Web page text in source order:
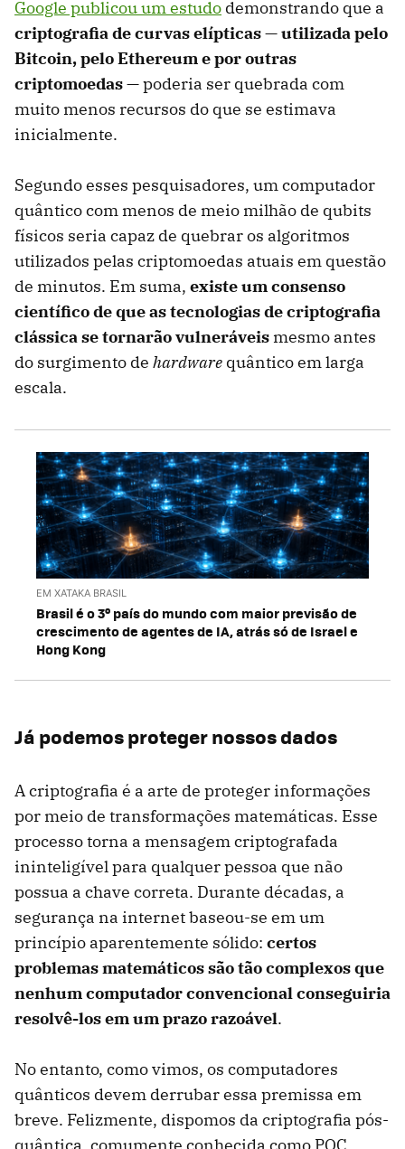
Google publicou um estudo demonstrando que a
criptografia de curvas elípticas — utilizada pelo
Bitcoin, pelo Ethereum e por outras
criptomoedas— poderia ser quebrada com
muito menos recursos do que se estimava
inicialmente.
Segundo esses pesquisadores, um computador
quântico com menos de meio milhão de qubits
físicos seria capaz de quebrar os algoritmos
utilizados pelas criptomoedas atuais em questão
de minutos. Em suma, existe um consenso
científico de que as tecnologias de criptografia
clássica se tornarão vulneráveis ​​mesmo antes
do surgimento de hardware quântico em larga
escala.
EM XATAKA BRASIL
Brasil é o 3º país do mundo com maior previsão de
crescimento de agentes de IA, atrás só de Israel e
Hong Kong
Já podemos proteger nossos dados
A criptografia é a arte de proteger informações
por meio de transformações matemáticas. Esse
processo torna a mensagem criptografada
ininteligível para qualquer pessoa que não
possua a chave correta. Durante décadas, a
segurança na internet baseou-se em um
princípio aparentemente sólido: certos
problemas matemáticos são tão complexos que
nenhum computador convencional conseguiria
resolvê-los em um prazo razoável.
No entanto, como vimos, os computadores
quânticos devem derrubar essa premissa em
breve. Felizmente, dispomos da criptografia pós-